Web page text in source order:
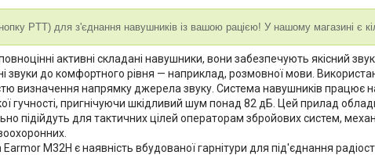
PTT) для з'єднання навушників із вашою рацією! У нашому магазині є
активні складані навушники, вони забезпечують якісний
звуки до комфортного рівня — наприклад, розмовної мови.
визначення напрямку джерела звуку. Система навушників працює
гучності, пригнічуючи шкідливий шум понад 82 дБ. Цей прилад
підійдуть для тактичних цілей операторам збройових систем,
M32H є наявність вбудованої гарнітури для під'єднання